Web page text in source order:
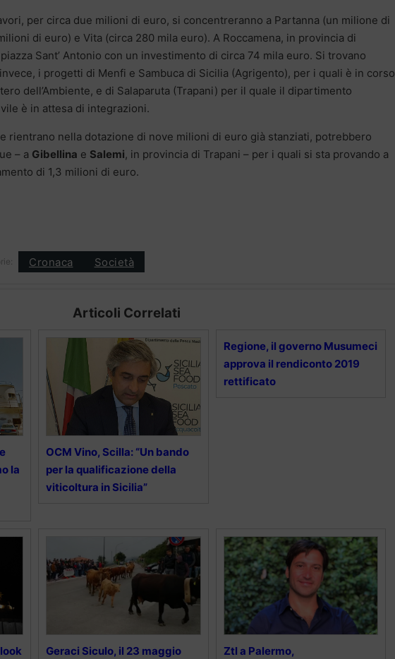
per circa due milioni di euro, si concentreranno a Partanna (un milione di
di euro) e Vita (circa 280 mila euro). A Roccamena, in provincia di
Sant’ Antonio con un investimento di circa 74 mila euro. Si trovano
i progetti di Menfi e Sambuca di Sicilia (Agrigento), per i quali è in corso
dell’Ambiente, e di Salaparuta (Trapani) per il quale il dipartimento
è in attesa di integrazioni.
rientrano nella dotazione di nove milioni di euro già stanziati, potrebbero
– a Gibellina e Salemi, in provincia di Trapani – per i quali si sta provando a
di 1,3 milioni di euro.
Cronaca Società
Articoli Correlati
la
OCM Vino, Scilla: “Un bando
per la qualificazione della
viticoltura in Sicilia”
Regione, il governo Musumeci
approva il rendiconto 2019
rettificato
Geraci Siculo, il 23 maggio
Ztl a Palermo,